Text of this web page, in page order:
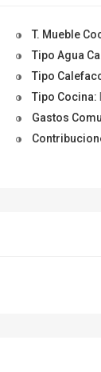
T. Mueble
Tipo Agua
Tipo
Tipo Cocina:
Gastos